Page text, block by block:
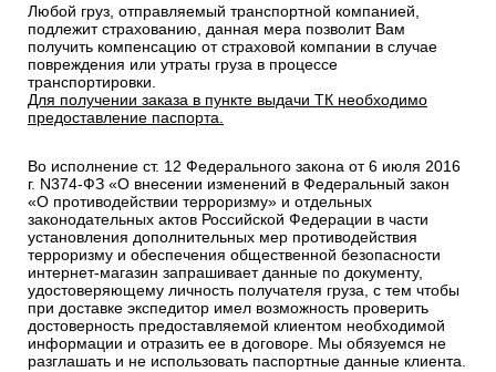
Любой груз, отправляемый транспортной компанией,
подлежит страхованию, данная мера позволит Вам
получить компенсацию от страховой компании в случае
повреждения или утраты груза в процессе
транспортировки.
Для получении заказа в пункте выдачи ТК необходимо
предоставление паспорта.
Во исполнение ст. 12 Федерального закона от 6 июля 2016
г. N374-ФЗ «О внесении изменений в Федеральный закон
«О противодействии терроризму» и отдельных
законодательных актов Российской Федерации в части
установления дополнительных мер противодействия
терроризму и обеспечения общественной безопасности
интернет-магазин запрашивает данные по документу,
удостоверяющему личность получателя груза, с тем чтобы
при доставке экспедитор имел возможность проверить
достоверность предоставляемой клиентом необходимой
информации и отразить ее в договоре. Мы обязуемся не
разглашать и не использовать паспортные данные клиента.